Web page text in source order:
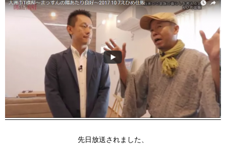
先日放送されました、